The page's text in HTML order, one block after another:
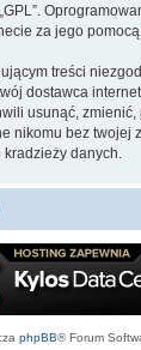
za jego
treści
dostawca
usunąć,
bez twojej
danych.
phpBB® Forum